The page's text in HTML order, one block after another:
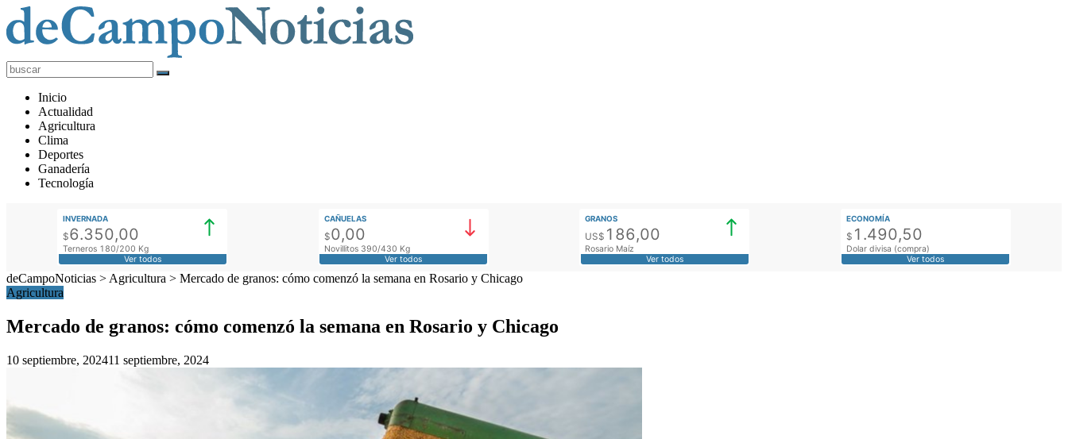
deCampoNoticias
Actualidad
Agropecuaria
Inicio
Actualidad
Agricultura
Clima
Deportes
Ganadería
Tecnología
INVERNADA
$6.350,00
Terneros 180/200 Kg
Ver todos
CAÑUELAS
$0,00
Novillitos 390/430 Kg
Ver todos
GRANOS
US$ 186,00
Rosario Maíz
Ver todos
ECONOMÍA
$ 1.490,50
Dolar divisa (compra)
Ver todos
deCampoNoticias > Agricultura > Mercado de granos: cómo comenzó la semana en Rosario y Chicago
Agricultura
Mercado de granos: cómo comenzó la semana en Rosario y Chicago
10 septiembre, 202411 septiembre, 2024